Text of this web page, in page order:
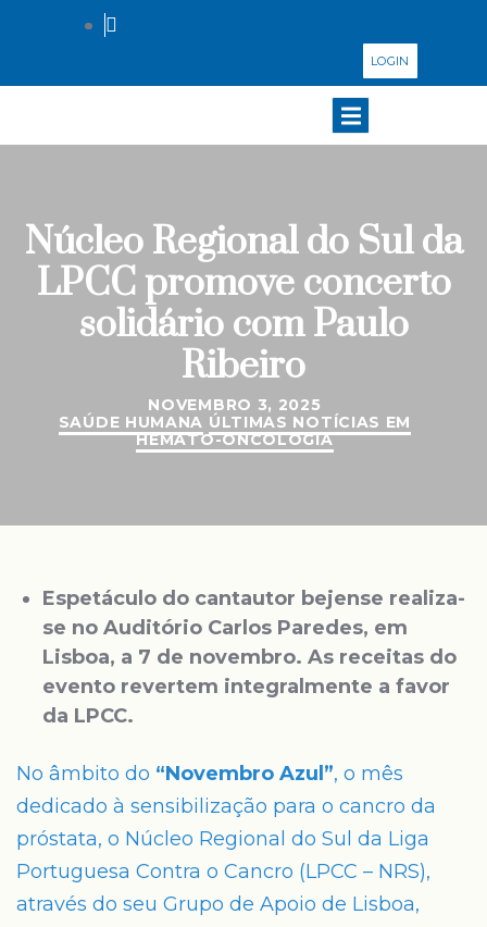
LOGIN
Núcleo Regional do Sul da
LPCC promove concerto
solidário com Paulo
Ribeiro
NOVEMBRO 3, 2025
SAÚDE HUMANA ÚLTIMAS NOTÍCIAS EM
HEMATO-ONCOLOGIA
Espetáculo do cantautor bejense realiza-
se no Auditório Carlos Paredes, em
Lisboa, a 7 de novembro. As receitas do
evento revertem integralmente a favor
da LPCC.
No âmbito do “Novembro Azul”, o mês
dedicado à sensibilização para o cancro da
próstata, o Núcleo Regional do Sul da Liga
Portuguesa Contra o Cancro (LPCC – NRS),
através do seu Grupo de Apoio de Lisboa,